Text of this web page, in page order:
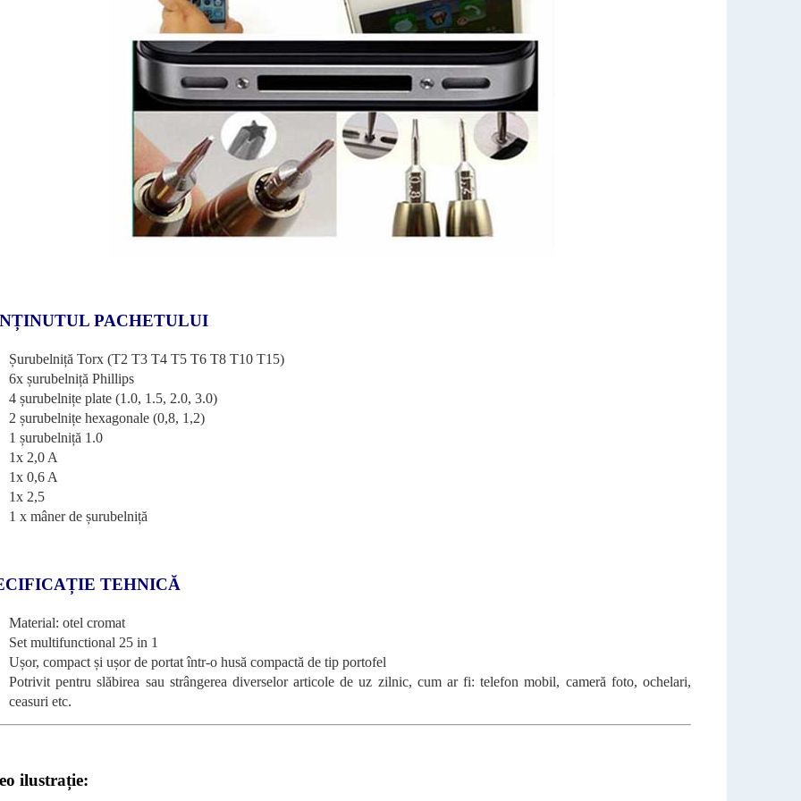
PACHETULUI
Șurubelniță Torx (T2 T3 T4 T5 T6 T8 T10 T15)
6x șurubelniță Phillips
4 șurubelnițe plate (1.0, 1.5, 2.0, 3.0)
2 șurubelnițe hexagonale (0,8, 1,2)
1 șurubelniță 1.0
1x 2,0 A
1x 0,6 A
1x 2,5
1 x mâner de șurubelniță
TEHNICĂ
Material: otel cromat
Set multifunctional 25 in 1
Ușor, compact și ușor de portat într-o husă compactă de tip portofel
Potrivit pentru slăbirea sau strângerea diverselor articole de uz zilnic, cum ar fi: telefon mobil, cameră foto, ochelari,
ceasuri etc.
ilustrație: